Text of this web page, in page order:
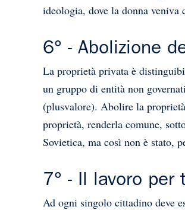
ideologia, dove la donna
6° - Abolizione
La proprietà privata è
un gruppo di entità non
(plusvalore). Abolire la
proprietà, renderla comune,
Sovietica, ma così non è stato,
7° - Il lavoro per
Ad ogni singolo cittadino deve